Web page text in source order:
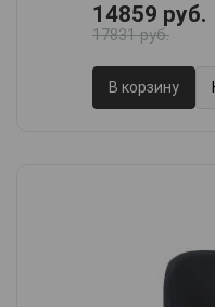
14859 руб.
17831 руб.
В корзину